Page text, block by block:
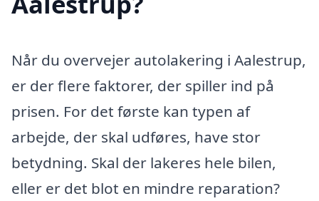
Når du overvejer autolakering i Aalestrup,
er der flere faktorer, der spiller ind på
prisen. For det første kan typen af
arbejde, der skal udføres, have stor
betydning. Skal der lakeres hele bilen,
eller er det blot en mindre reparation?